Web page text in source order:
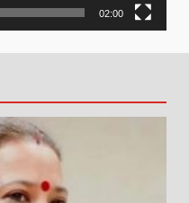
02:00